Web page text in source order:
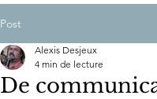
Post
De
Alexis Desjeux
4 min de lecture